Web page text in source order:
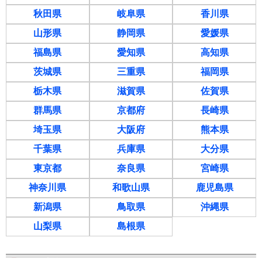
秋田県
山形県
福島県
茨城県
栃木県
群馬県
埼玉県
千葉県
東京都
神奈川県
新潟県
山梨県
岐阜県
静岡県
愛知県
三重県
滋賀県
京都府
大阪府
兵庫県
奈良県
和歌山県
鳥取県
島根県
香川県
愛媛県
高知県
福岡県
佐賀県
長崎県
熊本県
大分県
宮崎県
鹿児島県
沖縄県